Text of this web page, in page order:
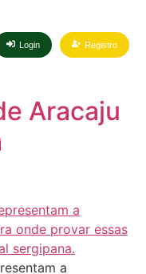
Login Registro
Aracaju
a